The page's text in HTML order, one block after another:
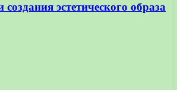
эстетического образа